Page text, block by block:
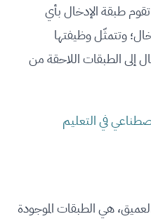
طبقة الإدخال بأي
وتتمثّل وظيفتها
إلى الطبقات اللاحقة من
في التعليم
هي الطبقات الموجودة